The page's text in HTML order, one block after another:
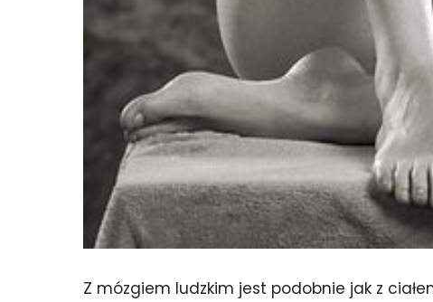
Z mózgiem ludzkim jest podobnie jak z